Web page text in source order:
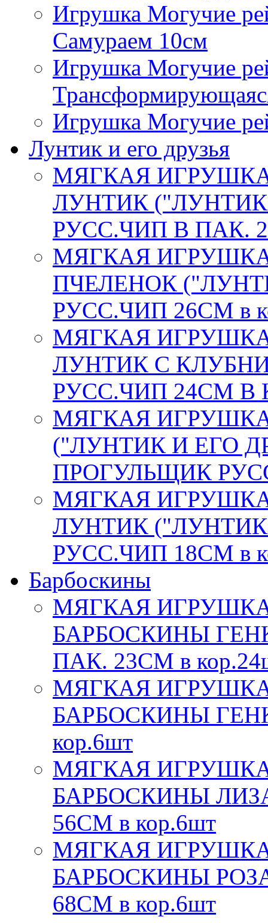
Игрушка Могучие
Самураем 10см
Игрушка Могучие
Игрушка Могучие
Лунтик и его друзья
МЯГКАЯ
ЛУНТИК ("ЛУНТИК
РУСС.ЧИП В ПАК.
МЯГКАЯ
ПЧЕЛЕНОК
РУСС.ЧИП 26СМ в
МЯГКАЯ
ЛУНТИК С
РУСС.ЧИП 24СМ В
МЯГКАЯ
("ЛУНТИК И ЕГО
ПРОГУЛЬЩИК
МЯГКАЯ
ЛУНТИК ("ЛУНТИК
РУСС.ЧИП 18СМ в
Барбоскины
МЯГКАЯ
БАРБОСКИНЫ
ПАК. 23СМ в
МЯГКАЯ
БАРБОСКИНЫ
кор.6шт
МЯГКАЯ
БАРБОСКИНЫ
56СМ в кор.6шт
МЯГКАЯ
БАРБОСКИНЫ
68СМ в кор.6шт